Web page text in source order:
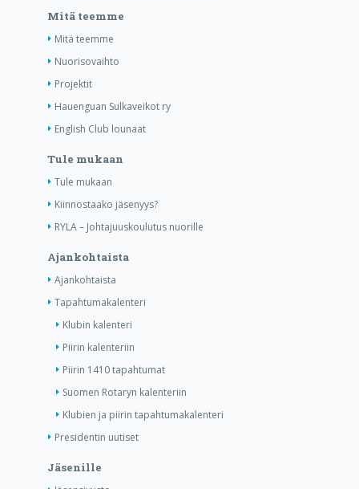
Mitä teemme
Mitä teemme
Nuorisovaihto
Projektit
Hauenguan Sulkaveikot ry
English Club lounaat
Tule mukaan
Tule mukaan
Kiinnostaako jäsenyys?
RYLA – Johtajuuskoulutus nuorille
Ajankohtaista
Ajankohtaista
Tapahtumakalenteri
Klubin kalenteri
Piirin kalenteriin
Piirin 1410 tapahtumat
Suomen Rotaryn kalenteriin
Klubien ja piirin tapahtumakalenteri
Presidentin uutiset
Jäsenille